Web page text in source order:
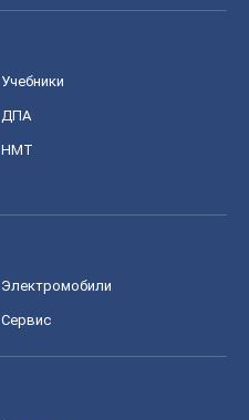
Учебники
ДПА
НМТ
Электромобили
Сервис